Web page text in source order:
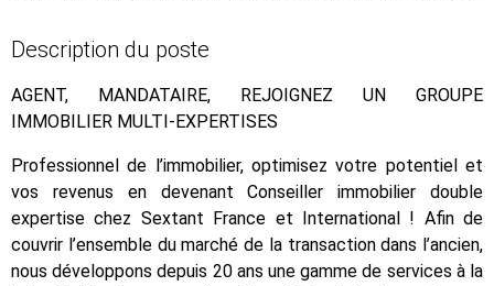
Description du poste
AGENT, MANDATAIRE, REJOIGNEZ UN GROUPE
IMMOBILIER MULTI-EXPERTISES
Professionnel de l’immobilier, optimisez votre potentiel et
vos revenus en devenant Conseiller immobilier double
expertise chez Sextant France et International ! Afin de
couvrir l’ensemble du marché de la transaction dans l’ancien,
nous développons depuis 20 ans une gamme de services à la